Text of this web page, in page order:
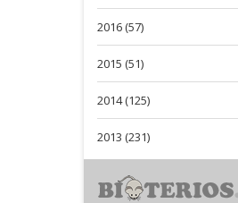
2016 (57)
2015 (51)
2014 (125)
2013 (231)